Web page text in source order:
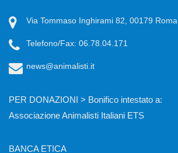
Via Tommaso Inghirami 82, 00179 Roma
Telefono/Fax: 06.78.04.171
news@animalisti.it
PER DONAZIONI > Bonifico intestato a:
Associazione Animalisti Italiani ETS
BANCA ETICA